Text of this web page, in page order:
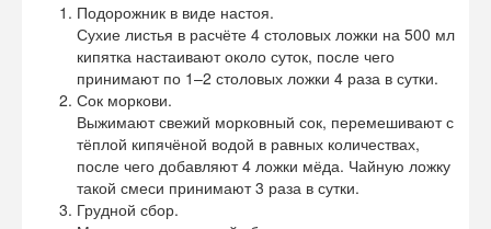
Подорожник в виде настоя.
Сухие листья в расчёте 4 столовых ложки на 500 мл
кипятка настаивают около суток, после чего
принимают по 1–2 столовых ложки 4 раза в сутки.
Сок моркови.
Выжимают свежий морковный сок, перемешивают с
тёплой кипячёной водой в равных количествах,
после чего добавляют 4 ложки мёда. Чайную ложку
такой смеси принимают 3 раза в сутки.
Грудной сбор.